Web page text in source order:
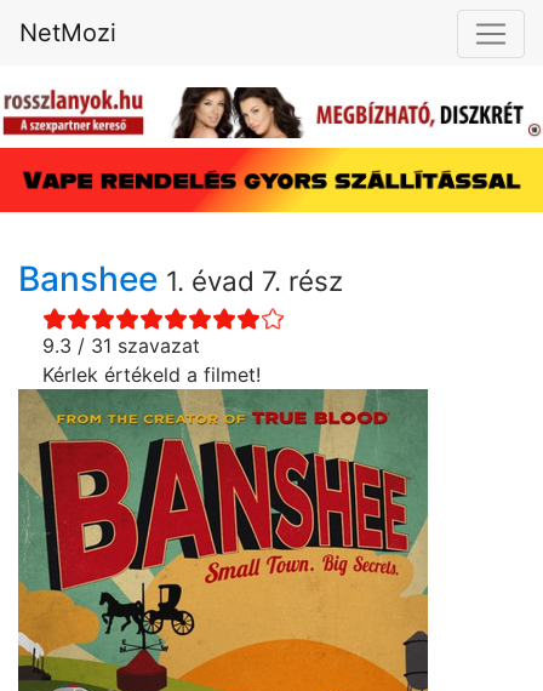
NetMozi
Banshee 1. évad 7. rész
9.3 / 31 szavazat
Kérlek értékeld a filmet!